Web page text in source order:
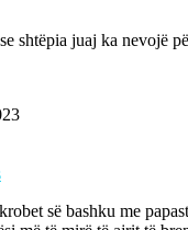
shtëpia juaj ka nevojë
së bashku me